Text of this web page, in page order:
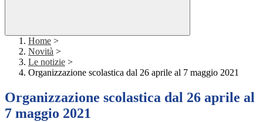
Home >
Novità >
Le notizie >
Organizzazione scolastica dal 26 aprile al 7 maggio 2021
Organizzazione scolastica dal 26 aprile al
7 maggio 2021